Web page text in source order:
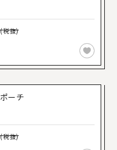
税抜)
ーチ
税抜)